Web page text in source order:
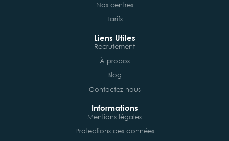
Nos centres
Tarifs
Liens Utiles
Recrutement
À propos
Blog
Contactez-nous
Informations
Mentions légales
Protections des données